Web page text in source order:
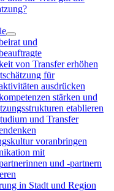
und
von Transfer erhöhen
für
ausdrücken
stärken und
etablieren
und Transfer
voranbringen
mit
und -partnern
in Stadt und Region